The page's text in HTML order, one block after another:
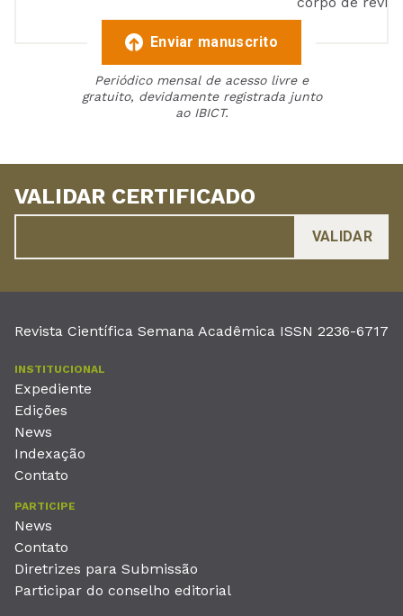
Enviar manuscrito
Periódico mensal de acesso livre e
gratuito, devidamente registrada junto
ao IBICT.
VALIDAR CERTIFICADO
Revista Científica Semana Acadêmica ISSN 2236-6717
INSTITUCIONAL
Expediente
Edições
News
Indexação
Contato
PARTICIPE
News
Contato
Diretrizes para Submissão
Participar do conselho editorial